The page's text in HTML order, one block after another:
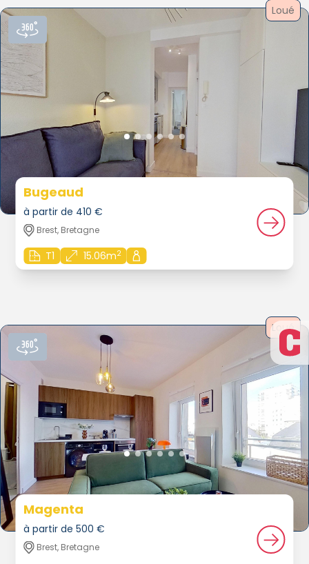
Loué
Bugeaud
à partir de 410 €
Brest, Bretagne
T1 15.06m2
Loué
Magenta
à partir de 500 €
Brest, Bretagne